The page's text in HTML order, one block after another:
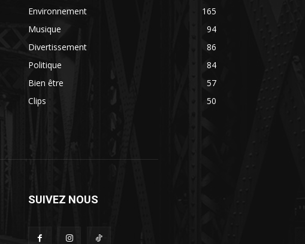
Environnement
165
Musique
94
Divertissement
86
Politique
84
Bien être
57
Clips
50
SUIVEZ NOUS